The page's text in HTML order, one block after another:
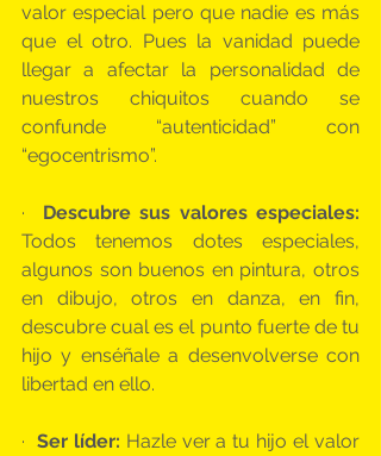
valor especial pero que nadie es más
que el otro. Pues la vanidad puede
llegar a afectar la personalidad de
nuestros chiquitos cuando se
confunde “autenticidad” con
“egocentrismo”.
· Descubre sus valores especiales:
Todos tenemos dotes especiales,
algunos son buenos en pintura, otros
en dibujo, otros en danza, en fin,
descubre cual es el punto fuerte de tu
hijo y enséñale a desenvolverse con
libertad en ello.
· Ser líder: Hazle ver a tu hijo el valor